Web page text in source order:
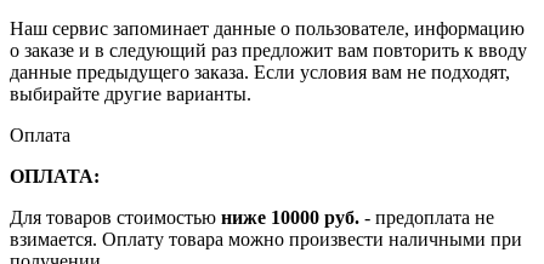
Наш сервис запоминает данные о пользователе, информацию
о заказе и в следующий раз предложит вам повторить к вводу
данные предыдущего заказа. Если условия вам не подходят,
выбирайте другие варианты.
Оплата
ОПЛАТА:
Для товаров стоимостью ниже 10000 руб. - предоплата не
взимается. Оплату товара можно произвести наличными при